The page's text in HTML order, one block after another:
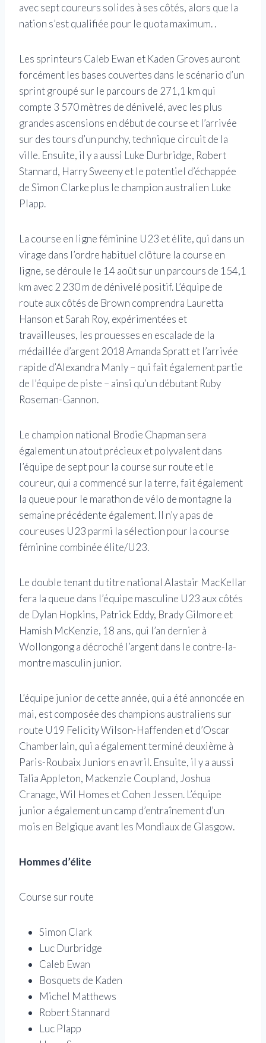
avec sept coureurs solides à ses côtés, alors que la
nation s’est qualifiée pour le quota maximum. .
Les sprinteurs Caleb Ewan et Kaden Groves auront
forcément les bases couvertes dans le scénario d’un
sprint groupé sur le parcours de 271,1 km qui
compte 3 570 mètres de dénivelé, avec les plus
grandes ascensions en début de course et l’arrivée
sur des tours d’un punchy, technique circuit de la
ville. Ensuite, il y a aussi Luke Durbridge, Robert
Stannard, Harry Sweeny et le potentiel d’échappée
de Simon Clarke plus le champion australien Luke
Plapp.
La course en ligne féminine U23 et élite, qui dans un
virage dans l’ordre habituel clôture la course en
ligne, se déroule le 14 août sur un parcours de 154,1
km avec 2 230 m de dénivelé positif. L’équipe de
route aux côtés de Brown comprendra Lauretta
Hanson et Sarah Roy, expérimentées et
travailleuses, les prouesses en escalade de la
médaillée d’argent 2018 Amanda Spratt et l’arrivée
rapide d’Alexandra Manly – qui fait également partie
de l’équipe de piste – ainsi qu’un débutant Ruby
Roseman-Gannon.
Le champion national Brodie Chapman sera
également un atout précieux et polyvalent dans
l’équipe de sept pour la course sur route et le
coureur, qui a commencé sur la terre, fait également
la queue pour le marathon de vélo de montagne la
semaine précédente également. Il n’y a pas de
coureuses U23 parmi la sélection pour la course
féminine combinée élite/U23.
Le double tenant du titre national Alastair MacKellar
fera la queue dans l’équipe masculine U23 aux côtés
de Dylan Hopkins, Patrick Eddy, Brady Gilmore et
Hamish McKenzie, 18 ans, qui l’an dernier à
Wollongong a décroché l’argent dans le contre-la-
montre masculin junior.
L’équipe junior de cette année, qui a été annoncée en
mai, est composée des champions australiens sur
route U19 Felicity Wilson-Haffenden et d’Oscar
Chamberlain, qui a également terminé deuxième à
Paris-Roubaix Juniors en avril. Ensuite, il y a aussi
Talia Appleton, Mackenzie Coupland, Joshua
Cranage, Wil Homes et Cohen Jessen. L’équipe
junior a également un camp d’entraînement d’un
mois en Belgique avant les Mondiaux de Glasgow.
Hommes d’élite
Course sur route
Simon Clark
Luc Durbridge
Caleb Ewan
Bosquets de Kaden
Michel Matthews
Robert Stannard
Luc Plapp